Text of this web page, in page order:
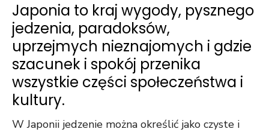
Japonia to kraj wygody, pysznego
jedzenia, paradoksów,
uprzejmych nieznajomych i gdzie
szacunek i spokój przenika
wszystkie części społeczeństwa i
kultury.
W Japonii jedzenie można określić jako czyste i